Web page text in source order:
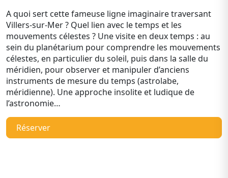
A quoi sert cette fameuse ligne imaginaire traversant
Villers-sur-Mer ? Quel lien avec le temps et les
mouvements célestes ? Une visite en deux temps : au
sein du planétarium pour comprendre les mouvements
célestes, en particulier du soleil, puis dans la salle du
méridien, pour observer et manipuler d’anciens
instruments de mesure du temps (astrolabe,
méridienne). Une approche insolite et ludique de
l’astronomie…
Réserver